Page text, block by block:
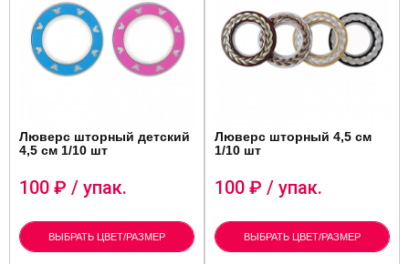
Люверс шторный детский
4,5 см 1/10 шт
100 ₽ / упак.
ВЫБРАТЬ ЦВЕТ/РАЗМЕР
Люверс шторный 4,5 см
1/10 шт
100 ₽ / упак.
ВЫБРАТЬ ЦВЕТ/РАЗМЕР